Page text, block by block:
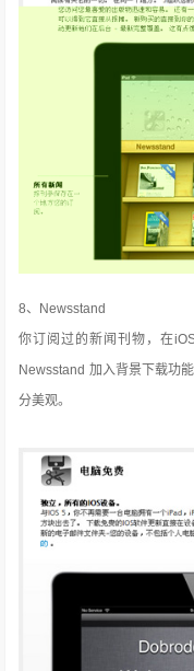
8、Newsstand
你订阅过的新闻刊物，在
Newsstand 加入背景下载功
分美观。